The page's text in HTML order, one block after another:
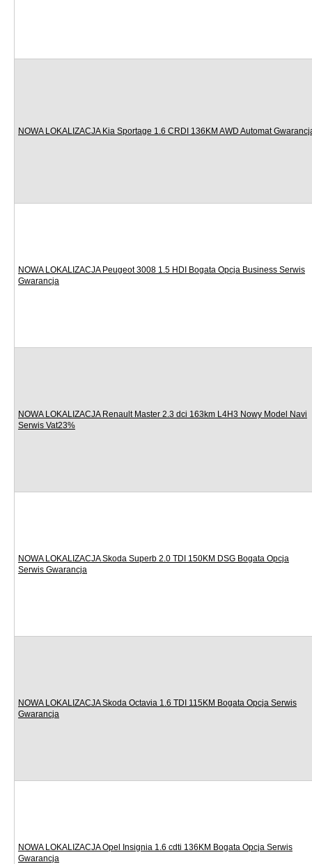
NOWA LOKALIZACJA Kia Sportage 1.6 CRDI 136KM AWD Automat
NOWA LOKALIZACJA Peugeot 3008 1.5 HDI Bogata Opcja Business Serwis
Gwarancja
NOWA LOKALIZACJA Renault Master 2.3 dci 163km L4H3 Nowy Model Navi
Serwis Vat23%
NOWA LOKALIZACJA Skoda Superb 2.0 TDI 150KM DSG Bogata Opcja
Serwis Gwarancja
NOWA LOKALIZACJA Skoda Octavia 1.6 TDI 115KM Bogata Opcja Serwis
Gwarancja
NOWA LOKALIZACJA Opel Insignia 1.6 cdti 136KM Bogata Opcja Serwis
Gwarancja